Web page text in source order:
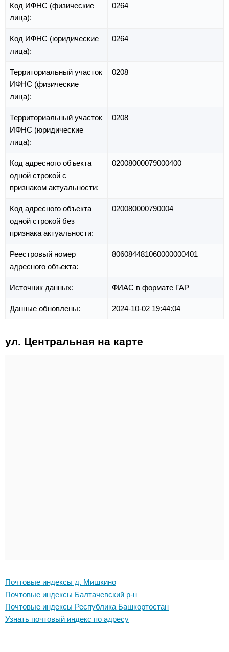
Код ИФНС (физические
лица):
0264
Код ИФНС (юридические
лица):
0264
Территориальный участок
ИФНС (физические
лица):
0208
Территориальный участок
ИФНС (юридические
лица):
0208
Код адресного объекта
одной строкой с
признаком актуальности:
02008000079000400
Код адресного объекта
одной строкой без
признака актуальности:
020080000790004
Реестровый номер
адресного объекта:
806084481060000000401
Источник данных: ФИАС в формате ГАР
Данные обновлены: 2024-10-02 19:44:04
ул. Центральная на карте
Почтовые индексы д. Мишкино
Почтовые индексы Балтачевский р-н
Почтовые индексы Республика Башкортостан
Узнать почтовый индекс по адресу